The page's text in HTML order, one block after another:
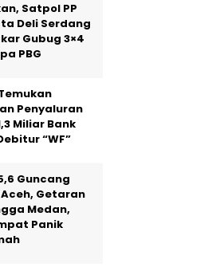
Satpol PP
Deli Serdang
Gubug 3×4
PBG
Penyaluran
Miliar Bank
“WF”
Guncang
Aceh, Getaran
Medan,
Panik